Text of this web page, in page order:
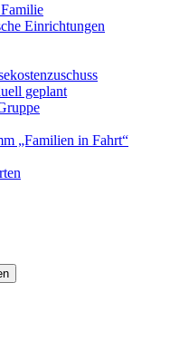
Einrichtungen
geplant
„Familien in Fahrt“